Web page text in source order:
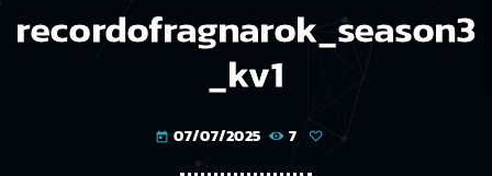
recordofragnarok_season3
_kv1
today 07/07/2025 7